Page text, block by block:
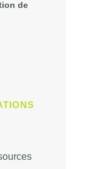
de